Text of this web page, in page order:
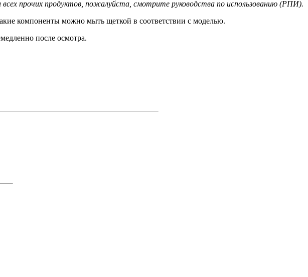
прочих продуктов, пожалуйста, смотрите руководства по использованию (РПИ).
компоненты можно мыть щеткой в соответствии с моделью.
после осмотра.